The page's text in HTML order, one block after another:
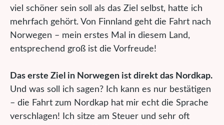
viel schöner sein soll als das Ziel selbst, hatte ich
mehrfach gehört. Von Finnland geht die Fahrt nach
Norwegen – mein erstes Mal in diesem Land,
entsprechend groß ist die Vorfreude!
Das erste Ziel in Norwegen ist direkt das Nordkap.
Und was soll ich sagen? Ich kann es nur bestätigen
– die Fahrt zum Nordkap hat mir echt die Sprache
verschlagen! Ich sitze am Steuer und sehr oft